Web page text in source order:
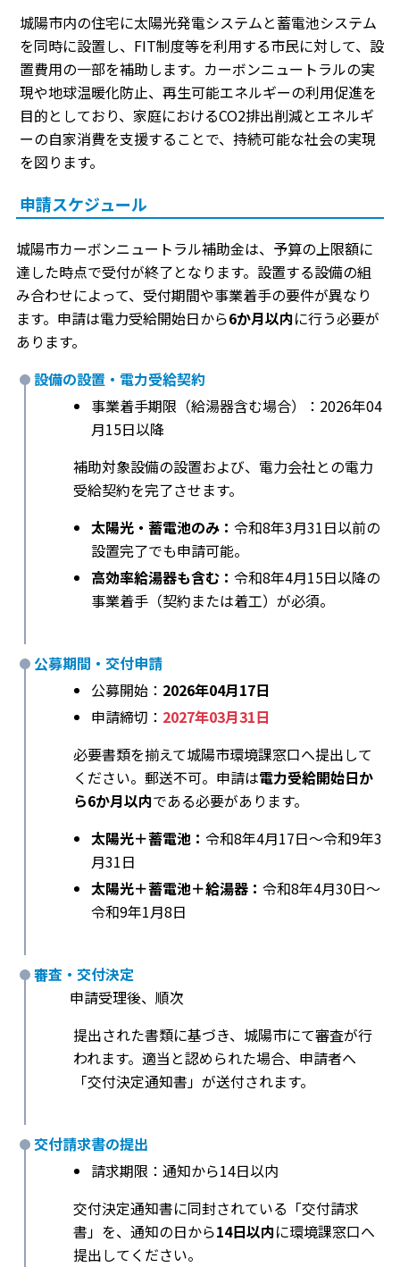
城陽市内の住宅に太陽光発電システムと蓄電池システム
を同時に設置し、FIT制度等を利用する市民に対して、設
置費用の一部を補助します。カーボンニュートラルの実
現や地球温暖化防止、再生可能エネルギーの利用促進を
目的としており、家庭におけるCO2排出削減とエネルギ
ーの自家消費を支援することで、持続可能な社会の実現
を図ります。
申請スケジュール
城陽市カーボンニュートラル補助金は、予算の上限額に
達した時点で受付が終了となります。設置する設備の組
み合わせによって、受付期間や事業着手の要件が異なり
ます。申請は電力受給開始日から6か月以内に行う必要が
あります。
設備の設置・電力受給契約
事業着手期限（給湯器含む場合）：2026年04
月15日以降
補助対象設備の設置および、電力会社との電力
受給契約を完了させます。
太陽光・蓄電池のみ： 令和8年3月31日以前の
設置完了でも申請可能。
高効率給湯器も含む： 令和8年4月15日以降の
事業着手（契約または着工）が必須。
公募期間・交付申請
公募開始： 2026年04月17日
申請締切： 2027年03月31日
必要書類を揃えて城陽市環境課窓口へ提出して
ください。郵送不可。申請は電力受給開始日か
ら6か月以内である必要があります。
太陽光＋蓄電池： 令和8年4月17日〜令和9年3
月31日
太陽光＋蓄電池＋給湯器： 令和8年4月30日〜
令和9年1月8日
審査・交付決定
申請受理後、順次
提出された書類に基づき、城陽市にて審査が行
われます。適当と認められた場合、申請者へ
「交付決定通知書」が送付されます。
交付請求書の提出
請求期限：通知から14日以内
交付決定通知書に同封されている「交付請求
書」を、通知の日から14日以内に環境課窓口へ
提出してください。